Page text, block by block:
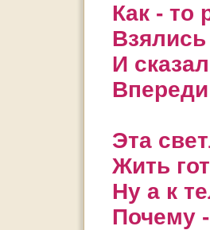
Как - то
И
Эта
Жить
Ну а к
Почему